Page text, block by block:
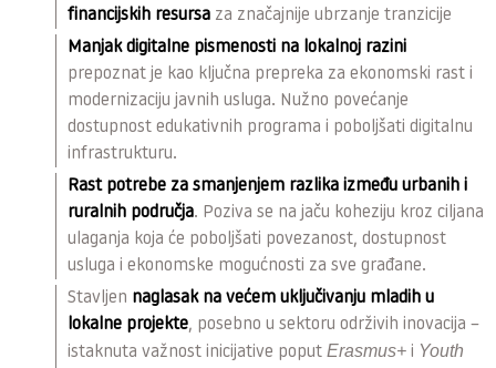
financijskih resursa za značajnije ubrzanje tranzicije
Manjak digitalne pismenosti na lokalnoj razini
prepoznat je kao ključna prepreka za ekonomski rast i
modernizaciju javnih usluga. Nužno povećanje
dostupnost edukativnih programa i poboljšati digitalnu
infrastrukturu.
Rast potrebe za smanjenjem razlika između urbanih i
ruralnih područja. Poziva se na jaču koheziju kroz ciljana
ulaganja koja će poboljšati povezanost, dostupnost
usluga i ekonomske mogućnosti za sve građane.
Stavljen naglasak na većem uključivanju mladih u
lokalne projekte, posebno u sektoru održivih inovacija –
istaknuta važnost inicijative poput Erasmus+ i Youth